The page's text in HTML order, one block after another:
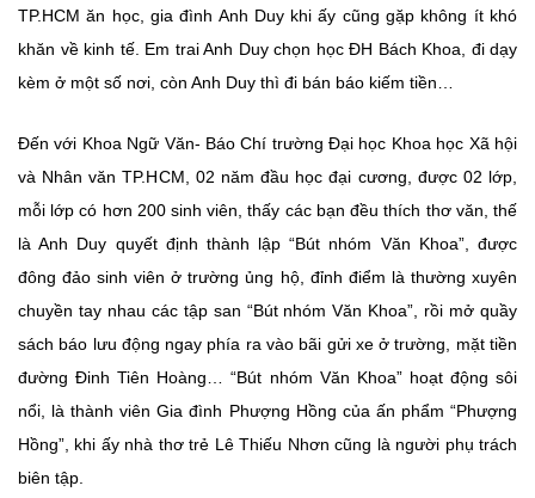
TP.HCM ăn học, gia đình Anh Duy khi ấy cũng gặp không ít khó
khăn về kinh tế. Em trai Anh Duy chọn học ĐH Bách Khoa, đi dạy
kèm ở một số nơi, còn Anh Duy thì đi bán báo kiếm tiền…
Đến với Khoa Ngữ Văn- Báo Chí trường Đại học Khoa học Xã hội
và Nhân văn TP.HCM, 02 năm đầu học đại cương, được 02 lớp,
mỗi lớp có hơn 200 sinh viên, thấy các bạn đều thích thơ văn, thế
là Anh Duy quyết định thành lập “Bút nhóm Văn Khoa”, được
đông đảo sinh viên ở trường ủng hộ, đỉnh điểm là thường xuyên
chuyền tay nhau các tập san “Bút nhóm Văn Khoa”, rồi mở quầy
sách báo lưu động ngay phía ra vào bãi gửi xe ở trường, mặt tiền
đường Đinh Tiên Hoàng… “Bút nhóm Văn Khoa” hoạt động sôi
nổi, là thành viên Gia đình Phượng Hồng của ấn phẩm “Phượng
Hồng”, khi ấy nhà thơ trẻ Lê Thiếu Nhơn cũng là người phụ trách
biên tập.